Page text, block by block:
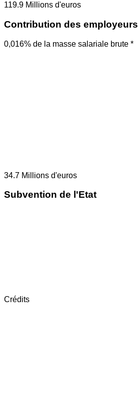
119.9 Millions d'euros
Contribution des employeurs
0,016% de la masse salariale brute *
34.7 Millions d'euros
Subvention de l'Etat
Crédits